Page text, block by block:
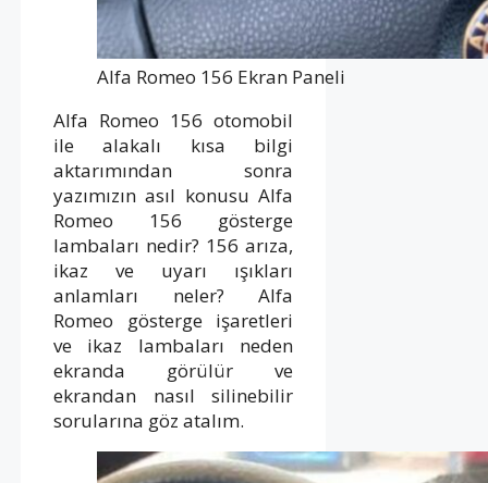
Alfa Romeo 156 Ekran Paneli
Alfa Romeo 156 otomobil
ile alakalı kısa bilgi
aktarımından sonra
yazımızın asıl konusu Alfa
Romeo 156 gösterge
lambaları nedir? 156 arıza,
ikaz ve uyarı ışıkları
anlamları neler? Alfa
Romeo gösterge işaretleri
ve ikaz lambaları neden
ekranda görülür ve
ekrandan nasıl silinebilir
sorularına göz atalım.